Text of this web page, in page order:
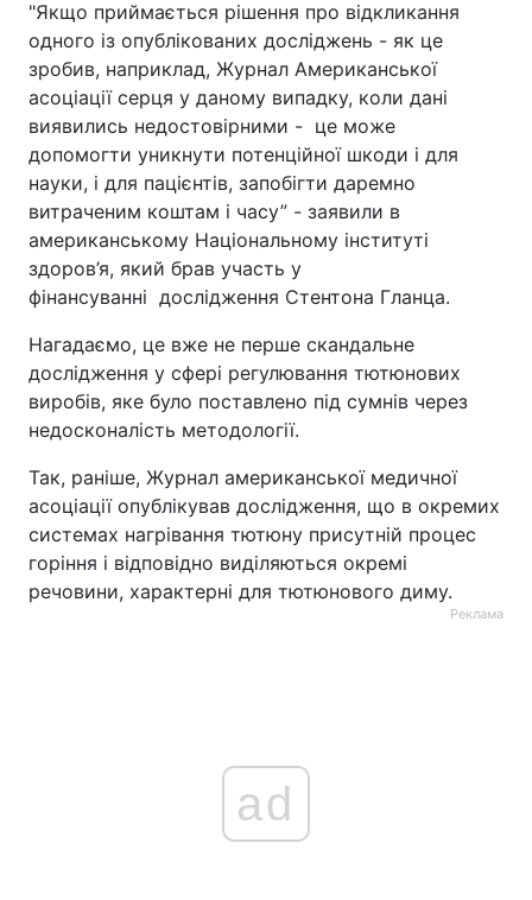
"Якщо приймається рішення про відкликання
одного із опублікованих досліджень - як це
зробив, наприклад, Журнал Американської
асоціації серця у даному випадку, коли дані
виявились недостовірними - це може
допомогти уникнути потенційної шкоди і для
науки, і для пацієнтів, запобігти даремно
витраченим коштам і часу” - заявили в
американському Національному інституті
здоров’я, який брав участь у
фінансуванні дослідження Стентона Гланца.
Нагадаємо, це вже не перше скандальне
дослідження у сфері регулювання тютюнових
виробів, яке було поставлено під сумнів через
недосконалість методології.
Так, раніше, Журнал американської медичної
асоціації опублікував дослідження, що в окремих
системах нагрівання тютюну присутній процес
горіння і відповідно виділяються окремі
речовини, характерні для тютюнового диму.
Реклама
ad